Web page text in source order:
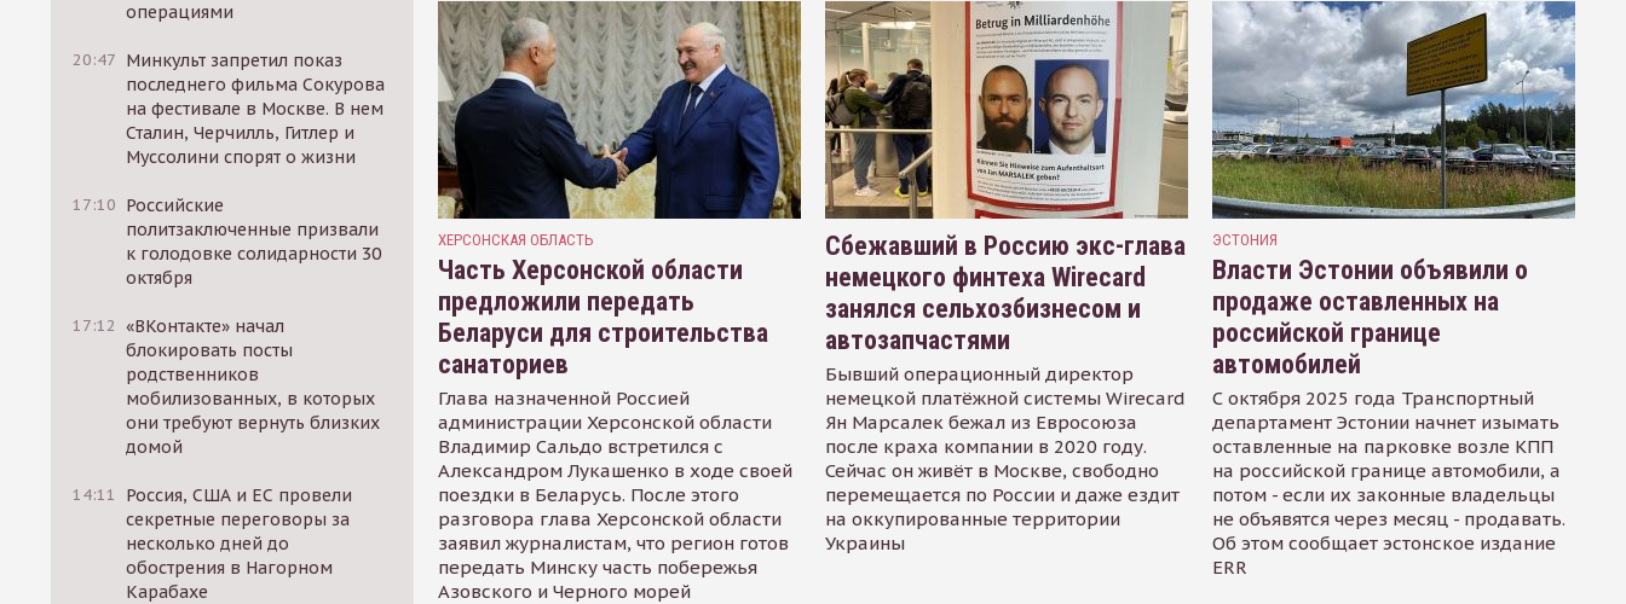
операциями
20:47 Минкульт запретил показ
последнего фильма Сокурова
на фестивале в Москве. В нем
Сталин, Черчилль, Гитлер и
Муссолини спорят о жизни
17:10 Российские
политзаключенные призвали
к голодовке солидарности 30
октября
17:12 «ВКонтакте» начал
блокировать посты
родственников
мобилизованных, в которых
они требуют вернуть близких
домой
14:11
Россия, США и ЕС провели
секретные переговоры за
несколько дней до
обострения в Нагорном
Карабахе
ХЕРСОНСКАЯ ОБЛАСТЬ
Часть Херсонской области
предложили передать
Беларуси для строительства
санаториев
Глава назначенной Россией
администрации Херсонской области
Владимир Сальдо встретился с
Александром Лукашенко в ходе своей
поездки в Беларусь. После этого
разговора глава Херсонской области
заявил журналистам, что регион готов
передать Минску часть побережья
Азовского и Черного морей
Сбежавший в Россию экс-глава
немецкого финтеха Wirecard
занялся сельхозбизнесом и
автозапчастями
Бывший операционный директор
немецкой платёжной системы Wirecard
Ян Марсалек бежал из Евросоюза
после краха компании в 2020 году.
Сейчас он живёт в Москве, свободно
перемещается по России и даже ездит
на оккупированные территории
Украины
ЭСТОНИЯ
Власти Эстонии объявили о
продаже оставленных на
российской границе
автомобилей
С октября 2025 года Транспортный
департамент Эстонии начнет изымать
оставленные на парковке возле КПП
на российской границе автомобили, а
потом - если их законные владельцы
не объявятся через месяц - продавать.
Об этом сообщает эстонское издание
ERR